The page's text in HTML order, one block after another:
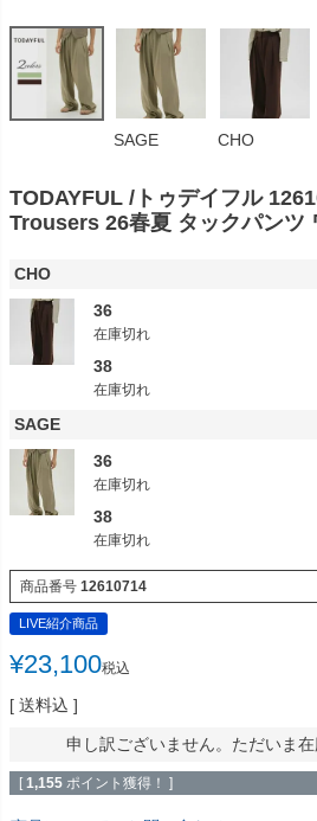
SAGE CHO
TODAYFUL /トゥデイフル
Trousers 26春夏 タックパンツ
CHO
36
在庫切れ
38
在庫切れ
SAGE
36
在庫切れ
38
在庫切れ
商品番号 12610714
LIVE紹介商品
¥23,100税込
送料込
申し訳ございません。ただいま在
[ 1,155 ポイント獲得！ ]